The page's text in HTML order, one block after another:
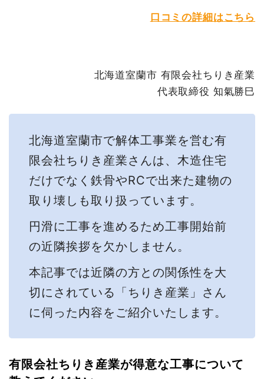
口コミの詳細はこちら
北海道室蘭市 有限会社ちりき産業
代表取締役 知氣勝巳
北海道室蘭市で解体工事業を営む有
限会社ちりき産業さんは、木造住宅
だけでなく鉄骨やRCで出来た建物の
取り壊しも取り扱っています。
円滑に工事を進めるため工事開始前
の近隣挨拶を欠かしません。
本記事では近隣の方との関係性を大
切にされている「ちりき産業」さん
に伺った内容をご紹介いたします。
有限会社ちりき産業が得意な工事について